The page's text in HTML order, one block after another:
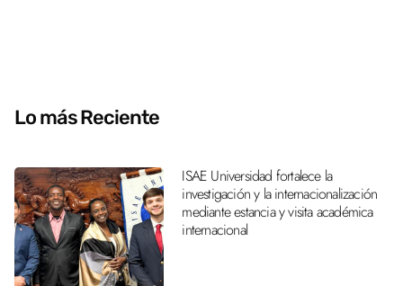
Lo más Reciente
ISAE Universidad fortalece la
investigación y la internacionalización
mediante estancia y visita académica
internacional